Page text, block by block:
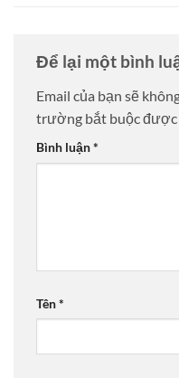
Để lại một bình
Email của bạn sẽ
trường bắt buộc được
Bình luận*
Tên*